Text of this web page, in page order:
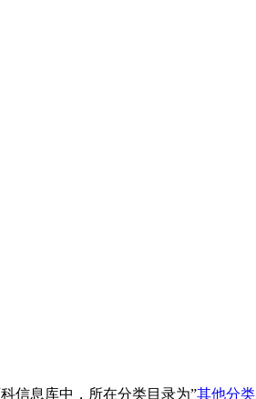
信息库中，所在分类目录为”其他分类